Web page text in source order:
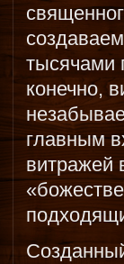
тысячами
конечно,
главным
витражей